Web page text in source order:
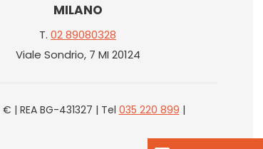
MILANO
T.02 89080328
Viale Sondrio, 7 MI 20124
| REA BG-431327 | Tel 035 220 899 |